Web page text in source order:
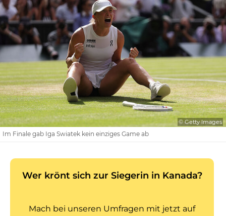
© Getty Images
Im Finale gab Iga Swiatek kein einziges Game ab